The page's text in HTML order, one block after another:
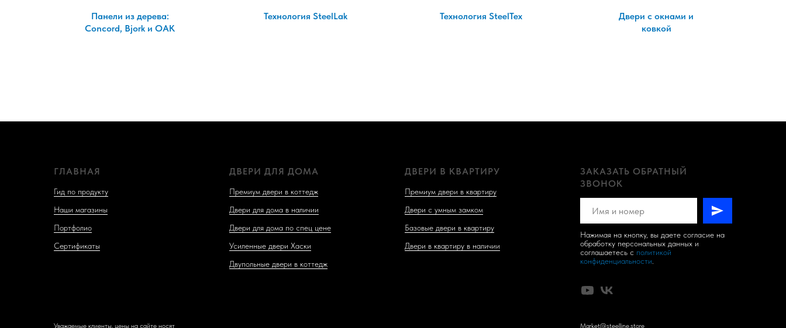
Панели из дерева:
Concord, Bjork и OAK
Технология SteelLak Технология SteelTex
Двери с окнами и
ковкой
ГЛАВНАЯ
Гид по продукту
Наши магазины
Портфолио
Сертификаты
ДВЕРИ ДЛЯ ДОМА
Премиум двери в коттедж
Двери для дома в наличии
Двери для дома по спец цене
Усиленные двери Хаски
Двупольные двери в коттедж
ДВЕРИ В КВАРТИРУ
Премиум двери в квартиру
Двери с умным замком
Базовые двери в квартиру
Двери в квартиру в наличии
ЗАКАЗАТЬ ОБРАТНЫЙ
ЗВОНОК
Нажимая на кнопку, вы даете согласие на
обработку персональных данных и
соглашаетесь c политикой
конфиденциальности.
Уважаемые клиенты, цены на сайте носят Market@steelline.store